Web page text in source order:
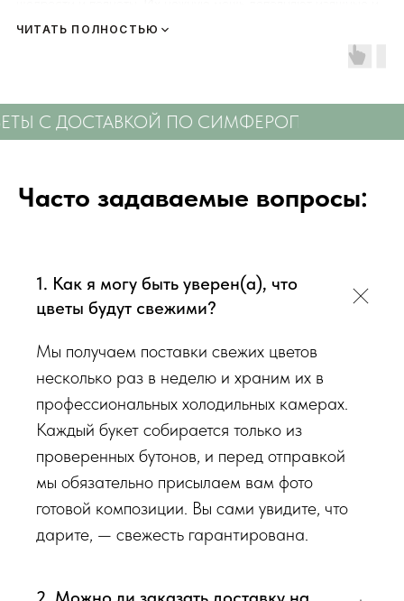
хрупкие белые эустомы, чьи бархатные, будто гофрированные
лепестки напоминают роскошные платья. Этот дуэт говорит о
Букет выглядит современно, стильно и самодостаточно, что
делает его идеальным подарком для женщины с безупречным
элегантным знаком внимания на день рождения.
цветами и подкормку для срезанных цветов!
просим четко следовать инструкции, чтобы цветы
радовали Вас❤️
исходя из ассортимента свежих цветов, которые есть в
наличии на момент нужной даты доставки. Заказывая
определенный букет - Вы передаете нам ваши пожелания по
виду букета (Приблизительному размеру букета, цветовой
гаммы, формату), после заказа с Вами сразу свяжется наш
администратор для уточнения деталей заказа.
обязательно пришлем Вам на согласование фото и
ЧИТАТЬ ПОЛНОСТЬЮ
С ДОСТАВКОЙ ПО СИМФЕРОПОЛЮ
Часто задаваемые вопросы:
1. Как я могу быть уверен(а), что
цветы будут свежими?
Мы получаем поставки свежих цветов
несколько раз в неделю и храним их в
профессиональных холодильных камерах.
Каждый букет собирается только из
проверенных бутонов, и перед отправкой
мы обязательно присылаем вам фото
готовой композиции. Вы сами увидите, что
дарите, — свежесть гарантирована.